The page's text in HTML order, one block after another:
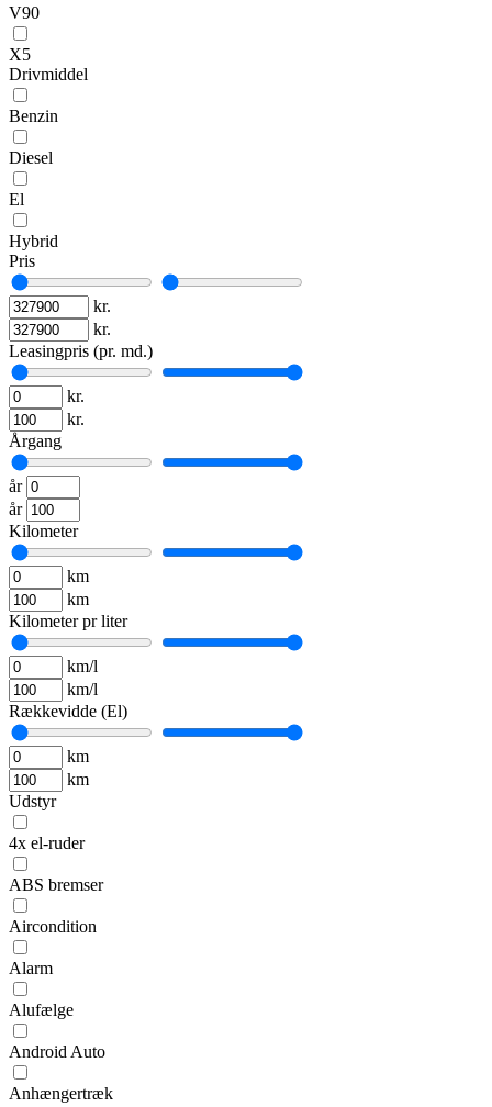
V90
X5
Drivmiddel
Benzin
Diesel
El
Hybrid
Pris
kr.
kr.
Leasingpris (pr. md.)
kr.
kr.
Årgang
år
år
Kilometer
km
km
Kilometer pr liter
km/l
km/l
Rækkevidde (El)
km
km
Udstyr
4x el-ruder
ABS bremser
Aircondition
Alarm
Alufælge
Android Auto
Anhængertræk